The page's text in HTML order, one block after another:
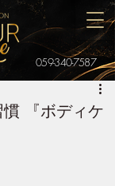
059-340-7587
『ボディケ